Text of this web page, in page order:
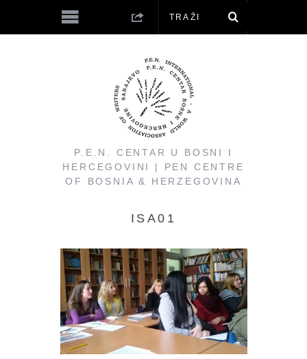
P.E.N. CENTAR U BOSNI I
HERCEGOVINI | PEN CENTRE
OF BOSNIA & HERZEGOVINA
ISA01